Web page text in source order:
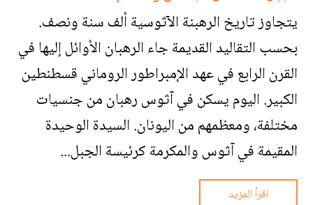
يتجاوز تاريخ الرهبنة الآثوسية ألف سنة ونصف.
بحسب التقاليد القديمة جاء الرهبان الأوائل إليها في
القرن الرابع في عهد الإمبراطور الروماني قسطنطين
الكبير. اليوم يسكن في آثوس رهبان من جنسيات
مختلفة، ومعظمهم من اليونان. السيدة الوحيدة
المقيمة في آثوس والمكرمة كرئيسة الجبل...
اقرأ المزيد